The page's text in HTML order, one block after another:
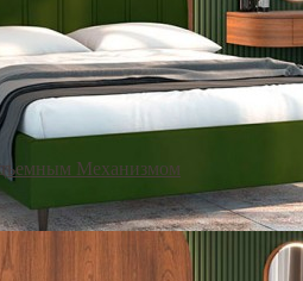
Механизмом